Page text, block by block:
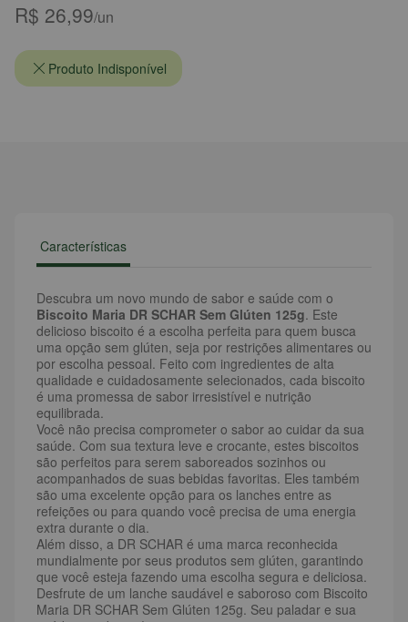
R$ 26,99/un
Produto Indisponível
Características
Descubra um novo mundo de sabor e saúde com o
Biscoito Maria DR SCHAR Sem Glúten 125g. Este
delicioso biscoito é a escolha perfeita para quem busca
uma opção sem glúten, seja por restrições alimentares ou
por escolha pessoal. Feito com ingredientes de alta
qualidade e cuidadosamente selecionados, cada biscoito
é uma promessa de sabor irresistível e nutrição
equilibrada.
Você não precisa comprometer o sabor ao cuidar da sua
saúde. Com sua textura leve e crocante, estes biscoitos
são perfeitos para serem saboreados sozinhos ou
acompanhados de suas bebidas favoritas. Eles também
são uma excelente opção para os lanches entre as
refeições ou para quando você precisa de uma energia
extra durante o dia.
Além disso, a DR SCHAR é uma marca reconhecida
mundialmente por seus produtos sem glúten, garantindo
que você esteja fazendo uma escolha segura e deliciosa.
Desfrute de um lanche saudável e saboroso com Biscoito
Maria DR SCHAR Sem Glúten 125g. Seu paladar e sua